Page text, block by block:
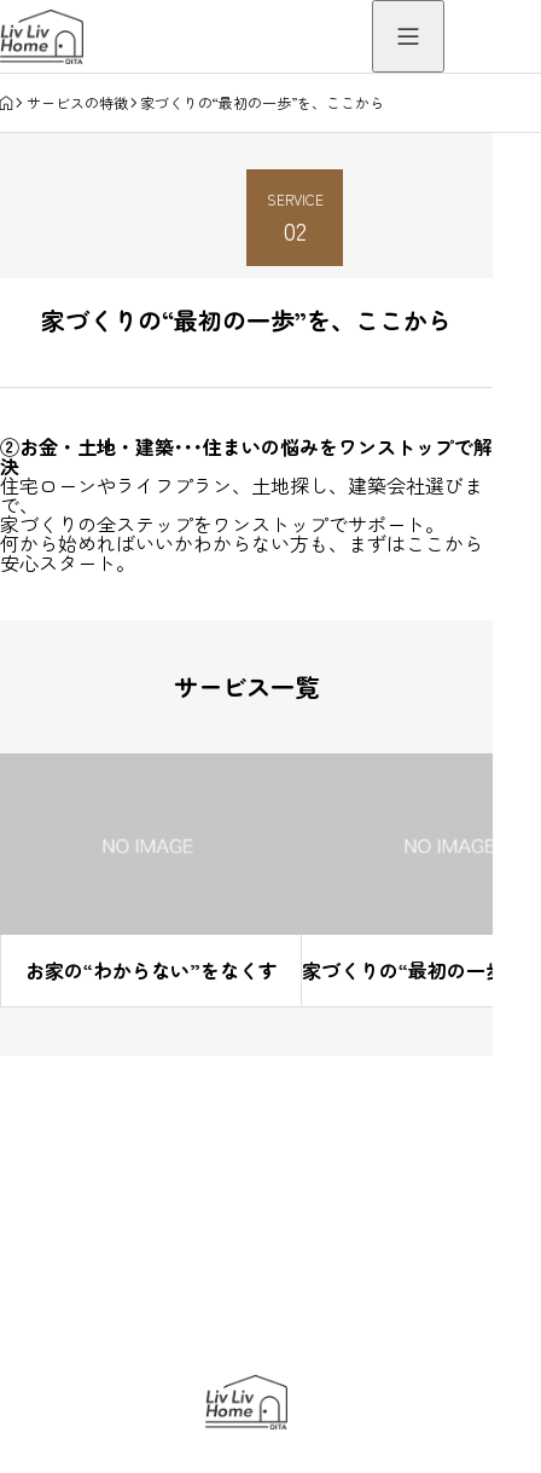
HOME
サービスの特徴 家づくりの“最初の一歩”を、ここから
SERVICE
02
家づくりの“最初の一歩”を、ここから
②お金・土地・建築･･･住まいの悩みをワンストップで解
決
住宅ローンやライフプラン、土地探し、建築会社選びま
で、
家づくりの全ステップをワンストップでサポート。
何から始めればいいかわからない方も、まずはここから
安心スタート。
サービス一覧
お家の“わからない”をなくす
家づくりの“最初の一歩”
から